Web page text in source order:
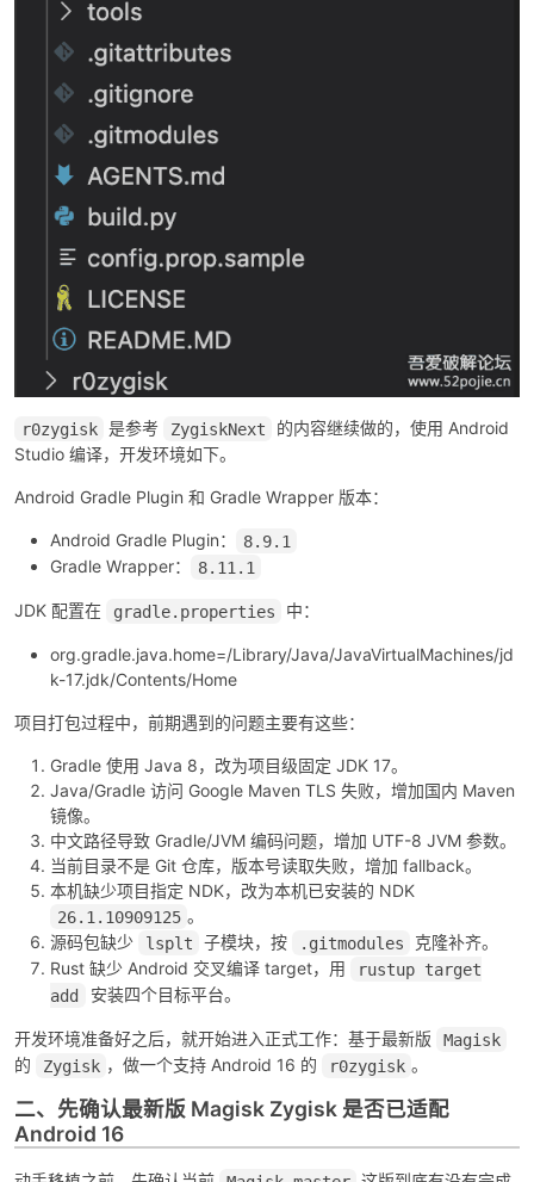
r0zygisk 是参考 ZygiskNext
的内容继续做的，使用 Android
Studio 编译，开发环境如下。
Android Gradle Plugin 和 Gradle Wrapper 版本：
Android Gradle Plugin： 8.9.1
Gradle Wrapper： 8.11.1
JDK 配置在 gradle.properties 中：
org.gradle.java.home=/Library/Java/JavaVirtualMachines/jd
k-17.jdk/Contents/Home
项目打包过程中，前期遇到的问题主要有这些：
Gradle 使用 Java 8，改为项目级固定 JDK 17。
Java/Gradle 访问 Google Maven TLS 失败，增加国内 Maven
镜像。
中文路径导致 Gradle/JVM 编码问题，增加 UTF-8 JVM 参数。
当前目录不是 Git 仓库，版本号读取失败，增加 fallback。
本机缺少项目指定 NDK，改为本机已安装的 NDK
26.1.10909125 。
源码包缺少
lsplt 子模块，按 .gitmodules
克隆补齐。
Rust 缺少 Android 交叉编译 target，用
rustup target
add
安装四个目标平台。
开发环境准备好之后，就开始进入正式工作：基于最新版 Magisk
的 Zygisk ，做一个支持 Android 16 的 r0zygisk 。
二、先确认最新版 Magisk Zygisk 是否已适配
Android 16